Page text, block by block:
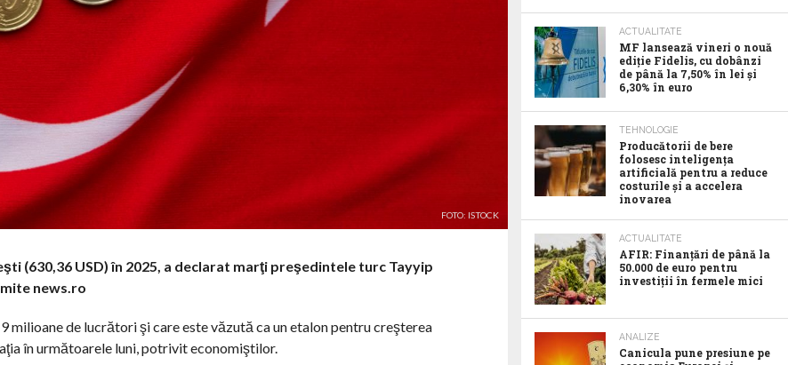
FOTO: ISTOCK
(630,36 USD) în 2025, a declarat marţi preşedintele turc Tayyip
news.ro
de lucrători şi care este văzută ca un etalon pentru creşterea
în următoarele luni, potrivit economiştilor.
ACTUALITATE
MF lansează vineri o nouă
ediție Fidelis, cu dobânzi
de până la 7,50% în lei și
6,30% în euro
TEHNOLOGIE
Producătorii de bere
folosesc inteligența
artificială pentru a reduce
costurile și a accelera
inovarea
ACTUALITATE
AFIR: Finanțări de până la
50.000 de euro pentru
investiții în fermele mici
ANALIZE
Canicula pune presiune pe